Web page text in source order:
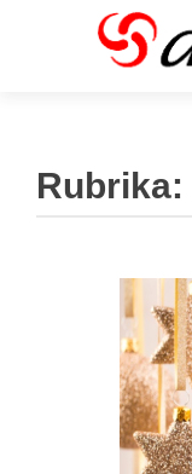
Rubrika: